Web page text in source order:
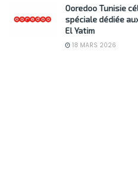
Ooredoo Tunisie
spéciale dédiée
El Yatim
18 MARS 2026